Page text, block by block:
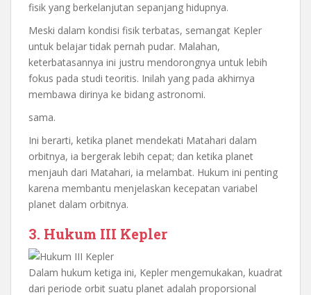
fisik yang berkelanjutan sepanjang hidupnya.
Meski dalam kondisi fisik terbatas, semangat Kepler
untuk belajar tidak pernah pudar. Malahan,
keterbatasannya ini justru mendorongnya untuk lebih
fokus pada studi teoritis. Inilah yang pada akhirnya
membawa dirinya ke bidang astronomi.
sama.
Ini berarti, ketika planet mendekati Matahari dalam
orbitnya, ia bergerak lebih cepat; dan ketika planet
menjauh dari Matahari, ia melambat. Hukum ini penting
karena membantu menjelaskan kecepatan variabel
planet dalam orbitnya.
3. Hukum III Kepler
Dalam hukum ketiga ini, Kepler mengemukakan, kuadrat
dari periode orbit suatu planet adalah proporsional